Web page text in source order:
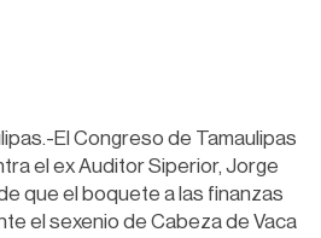
El Congreso de Tamaulipas
el ex Auditor Siperior, Jorge
que el boquete a las finanzas
el sexenio de Cabeza de Vaca